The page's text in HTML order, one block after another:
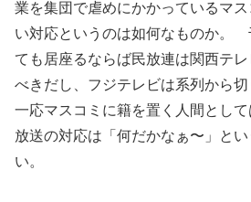
業を集団で虐めにかかっているマ
い対応というのは如何なものか。
ても居座るならば民放連は関西テ
べきだし、フジテレビは系列から切
一応マスコミに籍を置く人間とし
放送の対応は「何だかなぁ〜」と
い。